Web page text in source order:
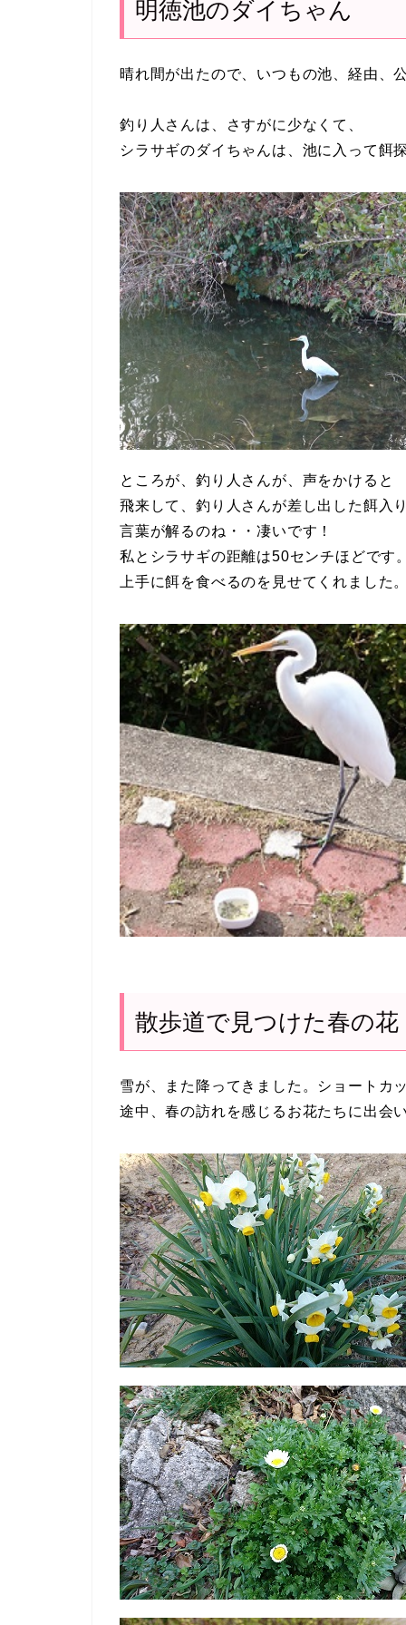
明徳池のダイちゃん
晴れ間が出たので、いつもの池、経由、
釣り人さんは、さすがに少なくて、
シラサギのダイちゃんは、池に入って餌
ところが、釣り人さんが、声をかけると
飛来して、釣り人さんが差し出した餌入
言葉が解るのね・・凄いです！
私とシラサギの距離は50センチほどです
上手に餌を食べるのを見せてくれました
散歩道で見つけた春の花
雪が、また降ってきました。ショートカ
途中、春の訪れを感じるお花たちに出会